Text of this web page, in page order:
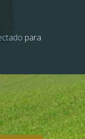
para